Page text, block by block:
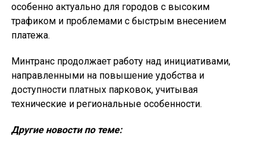
особенно актуально для городов с высоким
трафиком и проблемами с быстрым внесением
платежа.
Минтранс продолжает работу над инициативами,
направленными на повышение удобства и
доступности платных парковок, учитывая
технические и региональные особенности.
Другие новости по теме: